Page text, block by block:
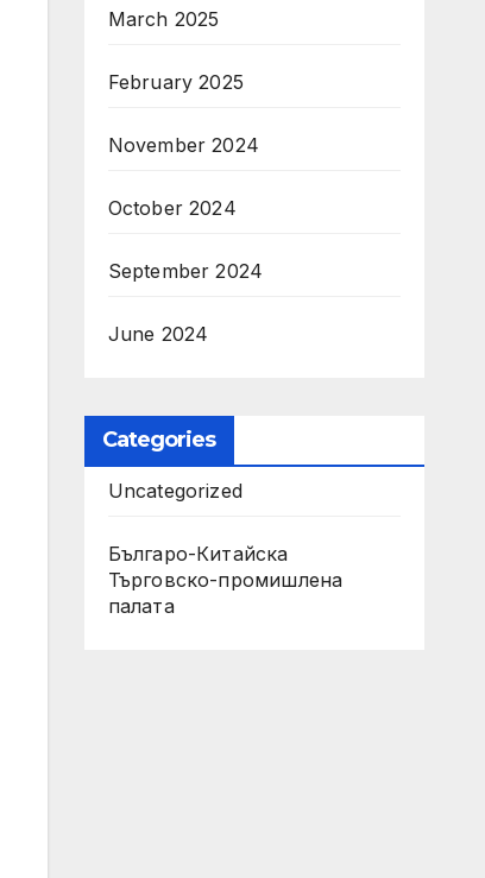
March 2025
February 2025
November 2024
October 2024
September 2024
June 2024
Categories
Uncategorized
Българо-Китайска
Търговско-промишлена
палaта